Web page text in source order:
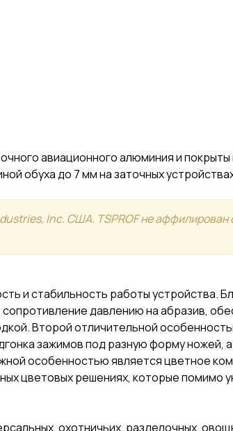
авиационного алюминия и
обуха до 7 мм на заточных
Inc. США. TSPROF не аффилирован
и стабильность работы устройства.
давлению на абразив,
Второй отличительной
зажимов под разную форму ножей,
особенностью является цветное
цветовых решениях, которые помимо
охотничьих, разделочных,